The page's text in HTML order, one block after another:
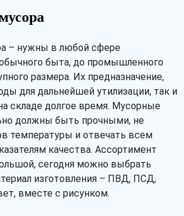
Рассчитать
– нужны в любой сфере
быта, до промышленного
размера. Их предназначение,
для дальнейшей утилизации, так и
складе долгое время. Мусорные
должны быть прочными, не
температуры и отвечать всем
качества. Ассортимент
сегодня можно выбрать
изготовления – ПВД, ПСД,
вместе с рисунком.